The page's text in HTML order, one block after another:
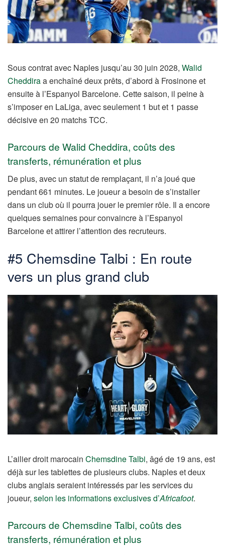
Sous contrat avec Naples jusqu’au 30 juin 2028, Walid
Cheddiraa enchaîné deux prêts, d’abord à Frosinone et
ensuite à l’Espanyol Barcelone. Cette saison, il peine à
s’imposer en LaLiga, avec seulement 1 but et 1 passe
décisive en 20 matchs TCC.
Parcours de Walid Cheddira, coûts des
transferts, rémunération et plus
De plus, avec un statut de remplaçant, il n’a joué que
pendant 661 minutes. Le joueur a besoin de s’installer
dans un club où il pourra jouer le premier rôle. Il a encore
quelques semaines pour convaincre à l’Espanyol
Barcelone et attirer l’attention des recruteurs.
#5 Chemsdine Talbi : En route
vers un plus grand club
L’ailier droit marocain Chemsdine Talbi, âgé de 19 ans, est
déjà sur les tablettes de plusieurs clubs. Naples et deux
clubs anglais seraient intéressés par les services du
joueur, selon les informations exclusives d’Africafoot.
Parcours de Chemsdine Talbi, coûts des
transferts, rémunération et plus